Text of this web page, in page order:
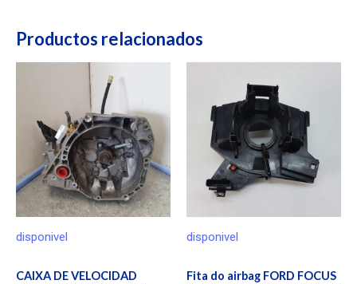
Productos relacionados
disponivel
CAIXA DE VELOCIDAD
disponivel
Fita do airbag FORD FOCUS